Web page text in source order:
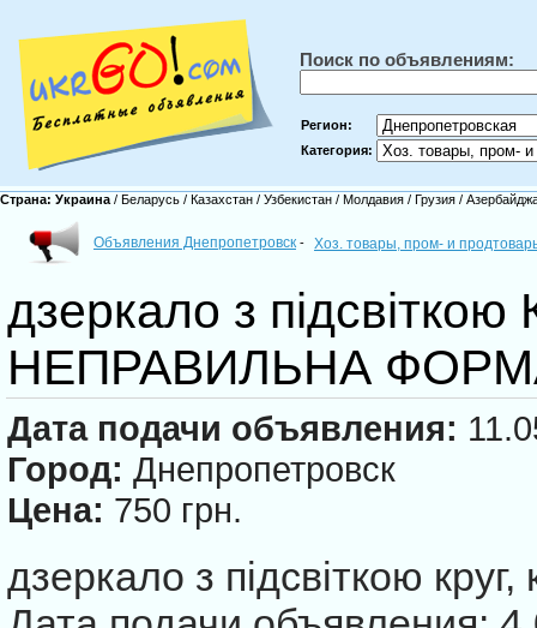
Поиск по объявлениям:
Регион:
Категория:
Страна: Украина / Беларусь / Казахстан / Узбекистан / Молдавия / Грузия /
Объявления Днепропетровск - Хоз. товары, пром- и
дзеркало з
НЕПРАВИЛЬНА
Дата подачи объявления:
Город: Днепропетровск
Цена: 750 грн.
дзеркало з підсвіткою круг,